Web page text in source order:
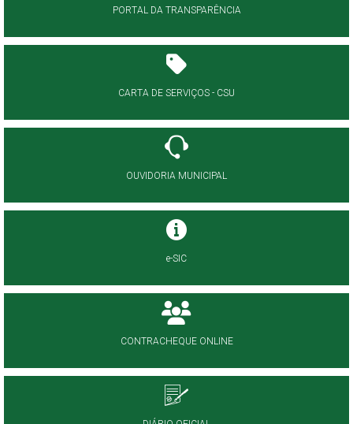
PORTAL DA TRANSPARÊNCIA
CARTA DE SERVIÇOS - CSU
OUVIDORIA MUNICIPAL
e-SIC
CONTRACHEQUE ONLINE